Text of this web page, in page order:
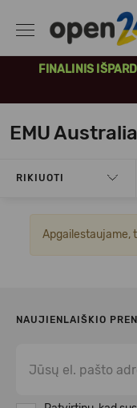
FINALINIS
EMU
RIKIUOTI
Apgailestaujame,
NAUJIENLAIŠKIO